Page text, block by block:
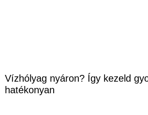
Vízhólyag nyáron? Így kezeld
hatékonyan